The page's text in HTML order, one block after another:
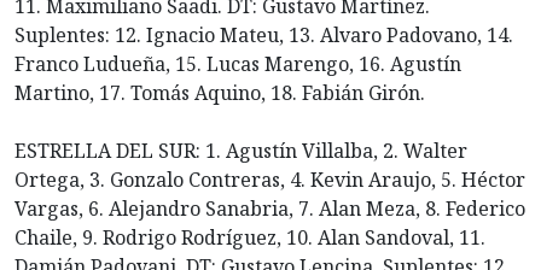
11. Maximiliano Saadi. DT: Gustavo Martínez.
Suplentes: 12. Ignacio Mateu, 13. Alvaro Padovano, 14.
Franco Ludueña, 15. Lucas Marengo, 16. Agustín
Martino, 17. Tomás Aquino, 18. Fabián Girón.
ESTRELLA DEL SUR: 1. Agustín Villalba, 2. Walter
Ortega, 3. Gonzalo Contreras, 4. Kevin Araujo, 5. Héctor
Vargas, 6. Alejandro Sanabria, 7. Alan Meza, 8. Federico
Chaile, 9. Rodrigo Rodríguez, 10. Alan Sandoval, 11.